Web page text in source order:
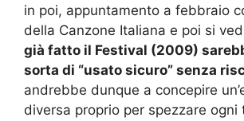
in poi, appuntamento a febbraio
della Canzone Italiana e poi si
già fatto il Festival (2009)
sorta di “usato sicuro” senza
andrebbe dunque a concepire
diversa proprio per spezzare ogni